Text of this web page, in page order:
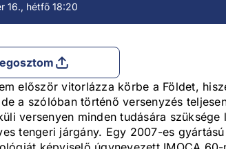
16., hétfő 18:20
először vitorlázza körbe a Földet,
a szólóban történő versenyzés
versenyen minden tudására
tengeri járgány. Egy 2007-es